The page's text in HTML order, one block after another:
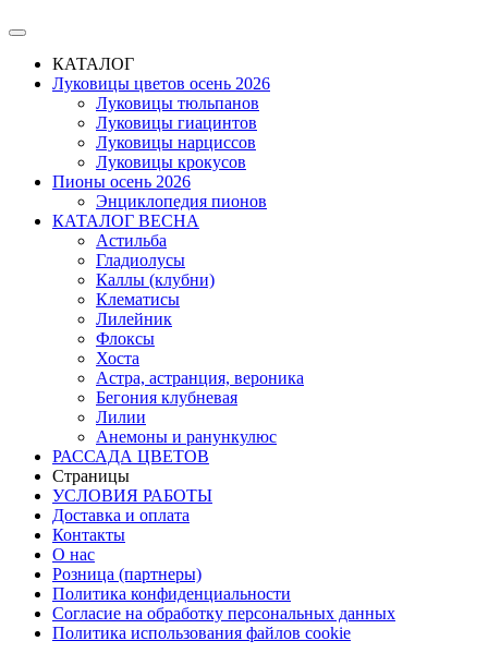
КАТАЛОГ
Луковицы цветов осень 2026
Луковицы тюльпанов
Луковицы гиацинтов
Луковицы нарциссов
Луковицы крокусов
Пионы осень 2026
Энциклопедия пионов
КАТАЛОГ ВЕСНА
Астильба
Гладиолусы
Каллы (клубни)
Клематисы
Лилейник
Флоксы
Хоста
Астра, астранция, вероника
Бегония клубневая
Лилии
Анемоны и ранункулюс
РАССАДА ЦВЕТОВ
Страницы
УСЛОВИЯ РАБОТЫ
Доставка и оплата
Контакты
О наc
Розница (партнеры)
Политика конфиденциальности
Согласие на обработку персональных данных
Политика использования файлов сookie